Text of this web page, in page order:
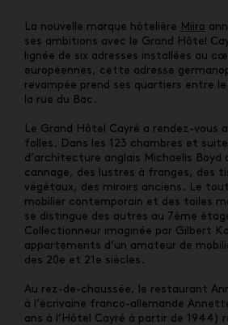
La nouvelle marque hôtelière Miiro
ses ambitions avec le Grand Hôtel
lignée de six adresses installées au
européennes, cette adresse
revampée prend ses quartiers entre
la rue du Bac.
Le Grand Hôtel Cayré a rendez-vous
folles. Dans les 123 chambres et
d’architecture anglais Michaelis Boyd
cannage, des lustres à franges, des
végétaux, des miroirs anciens. Le
mobilier contemporain et des toiles
se distingue des autres au 7ème
Collectionneur imaginée par Gilbert
appartements d’un amateur de
des 20e et 21e siècles.
Au rez-de-chaussée, le restaurant
à l’écrivaine franco-allemande
ans à l’Hôtel Cayré à partir de 1944)